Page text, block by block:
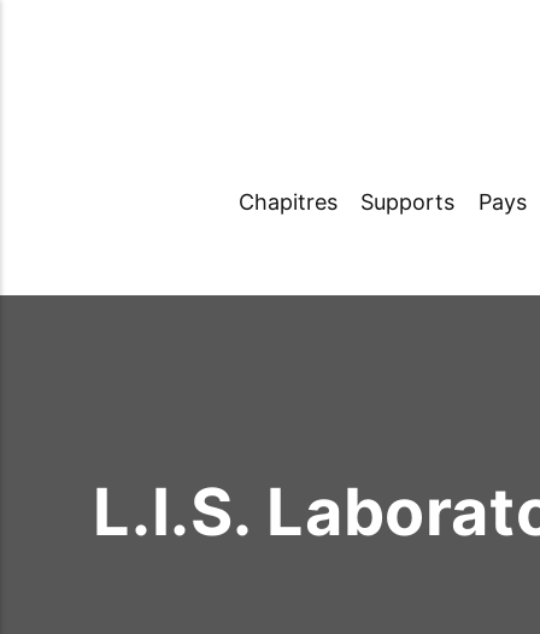
Chapitres Supports Pays
L.I.S.